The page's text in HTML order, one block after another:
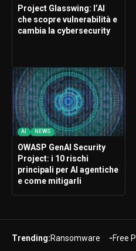
Project Glasswing: l’AI
che scopre vulnerabilità e
cambia la cybersecurity
AI NEWS
OWASP GenAI Security
Project: i 10 rischi
principali per AI agentiche
e come mitigarli
Trending:Ransomware Free